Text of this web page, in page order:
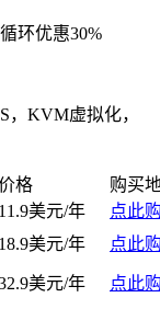
优惠30%
，KVM虚拟化，
格
购买
11.9美元/年
点此
18.9美元/年 点此
美元/年
点此